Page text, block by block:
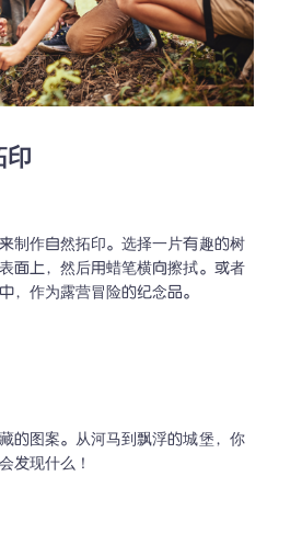
印
制作自然拓印。选择一片有趣的树
面上，然后用蜡笔横向擦拭。或者
，作为露营冒险的纪念品。
的图案。从河马到飘浮的城堡，你
发现什么！